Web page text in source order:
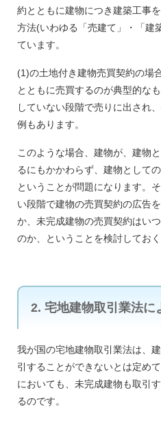
約とともに建物につき建築工事
方法(いわゆる「売建て」・「建
ています。
(1)の土地付き建物売買契約の場
とともに売買するのが典型的な
していない段階で売りに出され
例もあります。
このような場合、建物が、建物
るにもかかわらず、建物として
ということが問題になります。
い段階で建物の売買契約の広告
か、未完成建物の売買契約はい
のか、ということを検討しておく
2. 宅地建物取引業法に
我が国の宅地建物取引業法は、
引することができないとは定め
においても、未完成建物も取引
るのです。